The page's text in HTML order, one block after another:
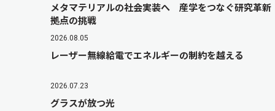
メタマテリアルの社会実装へ 産学をつなぐ研究革新
拠点の挑戦
2026.08.05
レーザー無線給電でエネルギーの制約を越える
2026.07.23
グラスが放つ光